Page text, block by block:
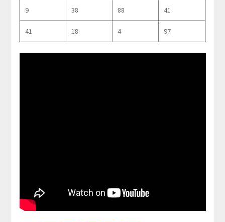
9 38 88 41
41 18 4 97